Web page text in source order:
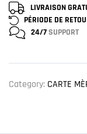
LIVRAISON
PÉRIODE DE
24/7SUPPORT
Category: CARTE